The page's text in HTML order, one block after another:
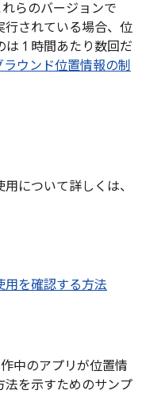
らのバージョンで
行されている場合、位
1 時間あたり数回だ
ラウンド位置情報の制
について詳しくは、
用を確認する方法
中のアプリが位置情
法を示すためのサンプ